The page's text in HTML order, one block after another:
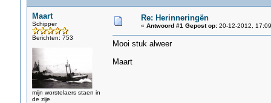
Maart
Schipper
Berichten: 753
mijn worstelaers staen in
de zije
Re: Herinneringën
« Antwoord #1 Gepost op:20-12-2012,
Mooi stuk alweer
Maart